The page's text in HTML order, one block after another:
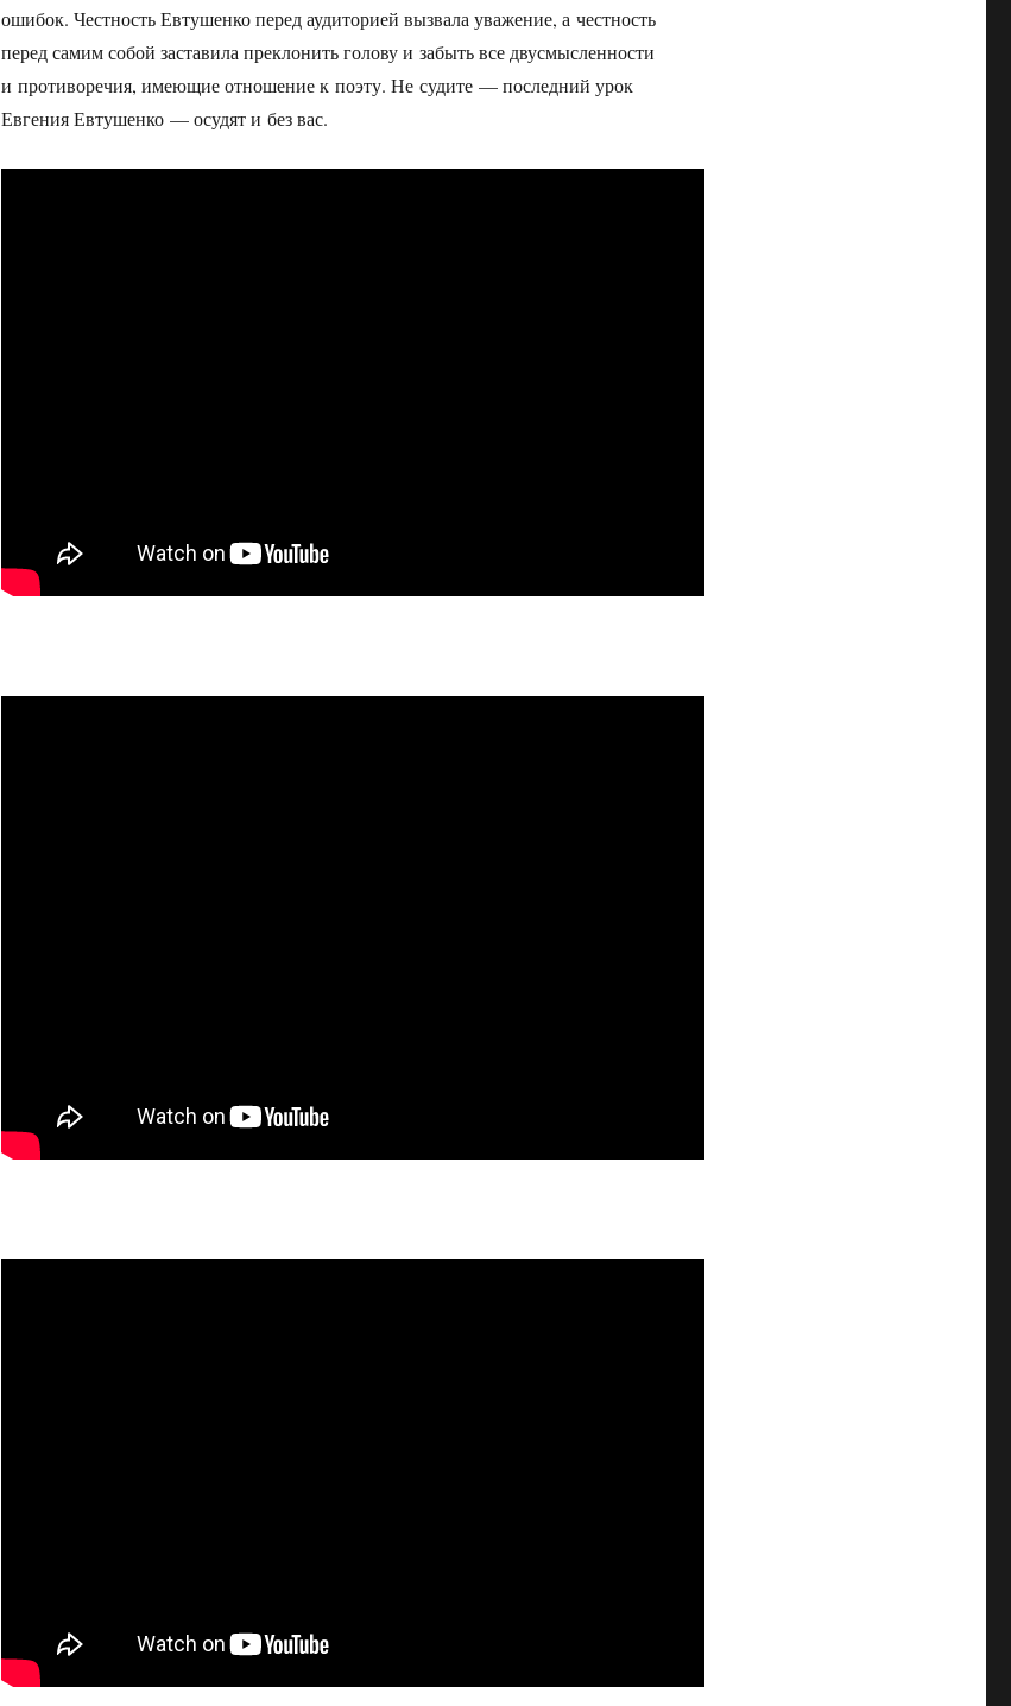
ошибок. Честность Евтушенко перед аудиторией вызвала уважение, а честность
перед самим собой заставила преклонить голову и забыть все двусмысленности
и противоречия, имеющие отношение к поэту. Не судите — последний урок
Евгения Евтушенко — осудят и без вас.